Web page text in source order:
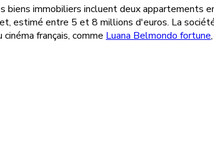
immobiliers incluent deux appartements
estimé entre 5 et 8 millions d'euros. La
français, comme Luana Belmondo fortune